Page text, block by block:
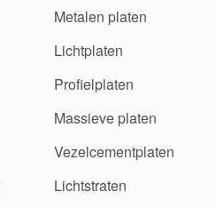
Metalen platen
Lichtplaten
Profielplaten
Massieve platen
Vezelcementplaten
Lichtstraten